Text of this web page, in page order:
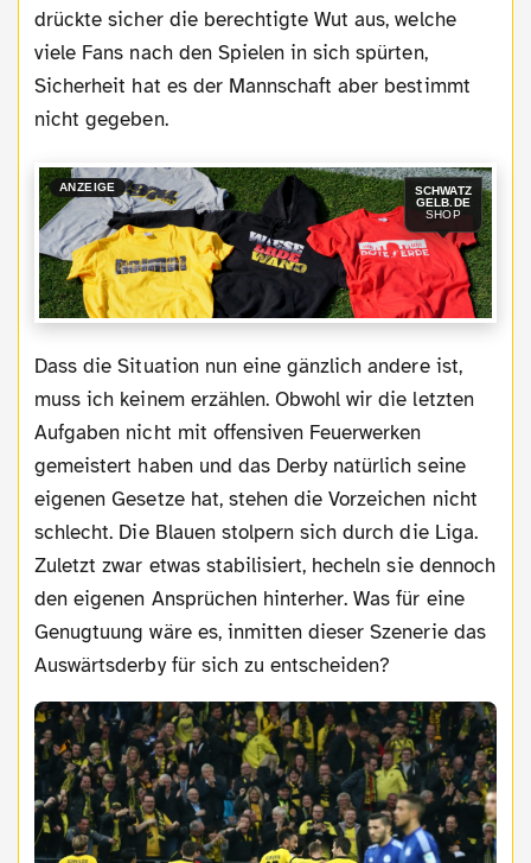
drückte sicher die berechtigte Wut aus, welche
viele Fans nach den Spielen in sich spürten,
Sicherheit hat es der Mannschaft aber bestimmt
nicht gegeben.
ANZEIGE
SCHWATZ
GELB.DE
SHOP
Dass die Situation nun eine gänzlich andere ist,
muss ich keinem erzählen. Obwohl wir die letzten
Aufgaben nicht mit offensiven Feuerwerken
gemeistert haben und das Derby natürlich seine
eigenen Gesetze hat, stehen die Vorzeichen nicht
schlecht. Die Blauen stolpern sich durch die Liga.
Zuletzt zwar etwas stabilisiert, hecheln sie dennoch
den eigenen Ansprüchen hinterher. Was für eine
Genugtuung wäre es, inmitten dieser Szenerie das
Auswärtsderby für sich zu entscheiden?